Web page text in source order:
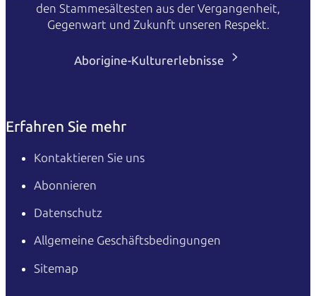
den Stammesältesten aus der Vergangenheit,
Gegenwart und Zukunft unseren Respekt.
Aborigine-Kulturerlebnisse
Erfahren Sie mehr
Kontaktieren Sie uns
Abonnieren
Datenschutz
Allgemeine Geschäftsbedingungen
Sitemap